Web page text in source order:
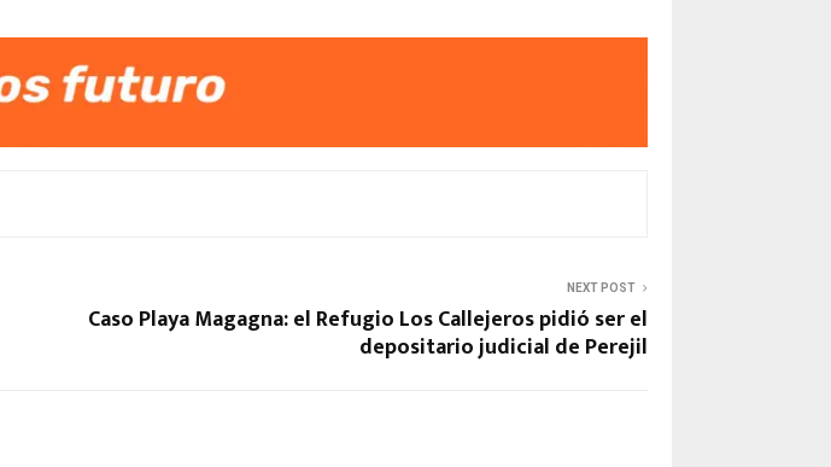
NEXT POST
Caso Playa Magagna: el Refugio Los Callejeros pidió ser el
depositario judicial de Perejil